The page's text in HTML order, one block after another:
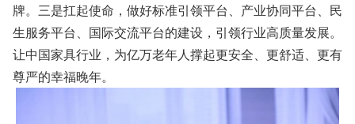
牌。三是扛起使命，做好标准引领平台、产业协同平台、民
生服务平台、国际交流平台的建设，引领行业高质量发展。
让中国家具行业，为亿万老年人撑起更安全、更舒适、更有
尊严的幸福晚年。